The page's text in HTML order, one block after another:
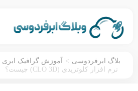
بلاگ ابرفردوسی > آموزش گرافیک ابری
نرم افزار کلوتریدی (CLO 3D) چیست؟